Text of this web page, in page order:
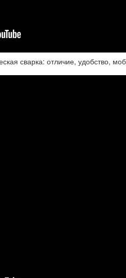
сварка: отличие, удобство,